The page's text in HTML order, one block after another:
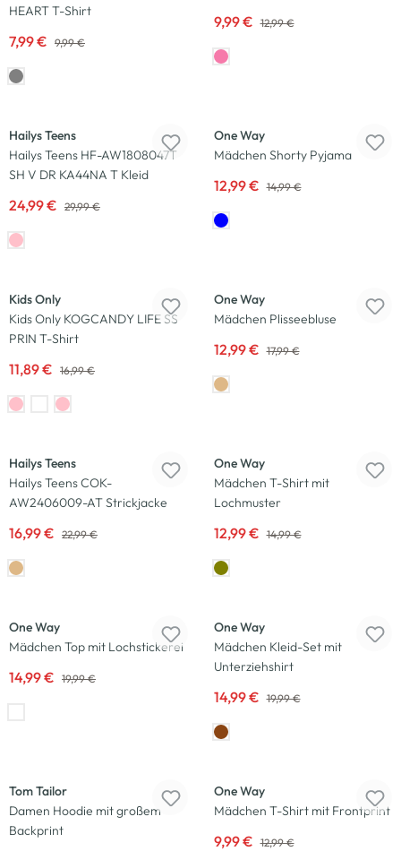
HEART T-Shirt
7,99 € 9,99 €
9,99 € 12,99 €
Hailys Teens
Hailys Teens HF-AW1808047T
SH V DR KA44NA T Kleid
24,99 € 29,99 €
One Way
Mädchen Shorty Pyjama
12,99 € 14,99 €
Kids Only
Kids Only KOGCANDY LIFE SS
PRIN T-Shirt
11,89 € 16,99 €
One Way
Mädchen Plisseebluse
12,99 € 17,99 €
Hailys Teens
Hailys Teens COK-
AW2406009-AT Strickjacke
16,99 € 22,99 €
One Way
Mädchen T-Shirt mit
Lochmuster
12,99 € 14,99 €
One Way
Mädchen Top mit Lochstickerei
14,99 € 19,99 €
One Way
Mädchen Kleid-Set mit
Unterziehshirt
14,99 € 19,99 €
Tom Tailor
Damen Hoodie mit großem
Backprint
One Way
Mädchen T-Shirt mit Frontprint
9,99 € 12,99 €